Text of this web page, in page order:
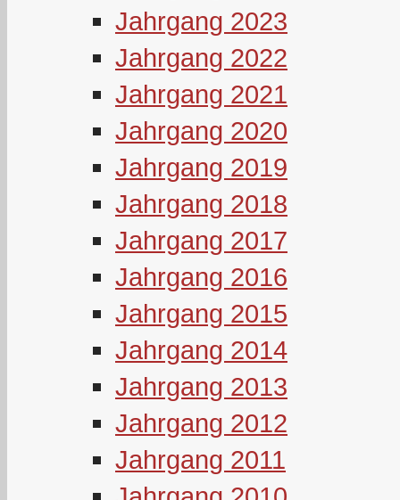
Jahrgang 2023
Jahrgang 2022
Jahrgang 2021
Jahrgang 2020
Jahrgang 2019
Jahrgang 2018
Jahrgang 2017
Jahrgang 2016
Jahrgang 2015
Jahrgang 2014
Jahrgang 2013
Jahrgang 2012
Jahrgang 2011